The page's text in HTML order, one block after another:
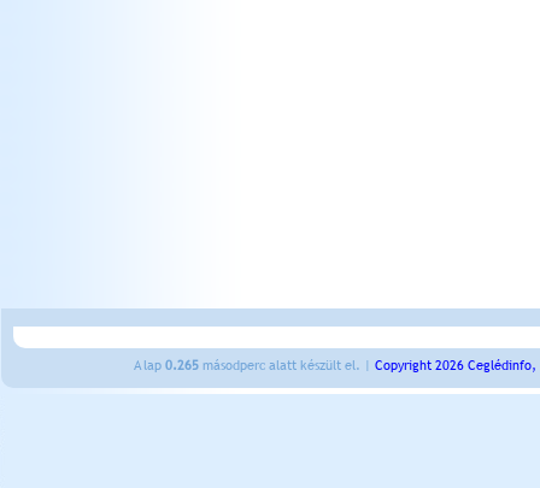
A lap 0.265 másodperc alatt készült el. | Copyright 2026